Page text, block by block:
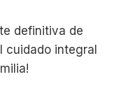
definitiva de
cuidado integral